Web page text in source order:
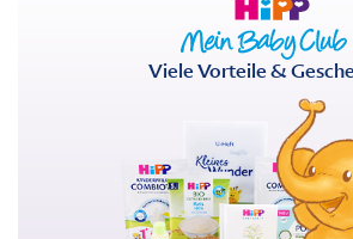
Viele Vorteile &